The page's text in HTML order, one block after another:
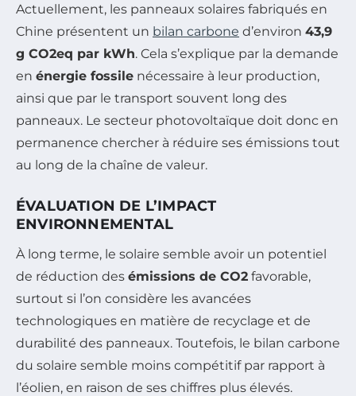
Actuellement, les panneaux solaires fabriqués en
Chine présentent un bilan carbone d’environ 43,9
g CO2eq par kWh. Cela s’explique par la demande
en énergie fossile nécessaire à leur production,
ainsi que par le transport souvent long des
panneaux. Le secteur photovoltaïque doit donc en
permanence chercher à réduire ses émissions tout
au long de la chaîne de valeur.
ÉVALUATION DE L’IMPACT
ENVIRONNEMENTAL
À long terme, le solaire semble avoir un potentiel
de réduction des émissions de CO2 favorable,
surtout si l’on considère les avancées
technologiques en matière de recyclage et de
durabilité des panneaux. Toutefois, le bilan carbone
du solaire semble moins compétitif par rapport à
l’éolien, en raison de ses chiffres plus élevés.